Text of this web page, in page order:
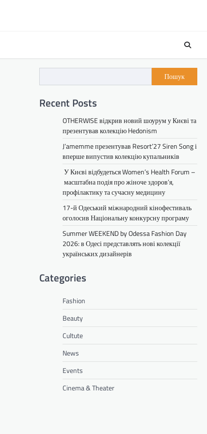
Пошук
Recent Posts
OTHERWISE відкрив новий шоурум у Києві та
презентував колекцію Hedonism
J’amemme презентував Resort’27 Siren Song і
вперше випустив колекцію купальників
У Києві відбудеться Women’s Health Forum –
масштабна подія про жіноче здоров’я,
профілактику та сучасну медицину
17-й Одеський міжнародний кінофестиваль
оголосив Національну конкурсну програму
Summer WEEKEND by Odessa Fashion Day
2026: в Одесі представлять нові колекції
українських дизайнерів
Categories
Fashion
Beauty
Cultute
News
Events
Cinema & Theater